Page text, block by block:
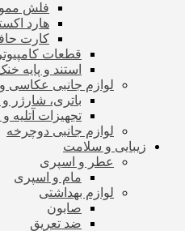
فلش
هارد
کارت
قطعات
استند و پایه
لوازم جانبی عکاسی
باتری، شارژر
تجهیزات آتلیه
لوازم جانبی دوچرخه
زیبایی و سلامت
عطر و اسپری
مام و اسپری
لوازم بهداشتی
صابون
ضد تعریق